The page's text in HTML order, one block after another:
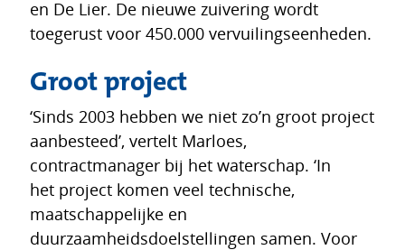
en De Lier. De nieuwe zuivering wordt
toegerust voor 450.000 vervuilingseenheden.
Groot project
‘Sinds 2003 hebben we niet zo’n groot project
aanbesteed’, vertelt Marloes,
contractmanager bij het waterschap. ‘In
het project komen veel technische,
maatschappelijke en
duurzaamheidsdoelstellingen samen. Voor